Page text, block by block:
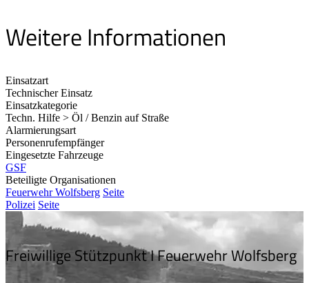
Weitere Informationen
Einsatzart
Technischer Einsatz
Einsatzkategorie
Techn. Hilfe > Öl / Benzin auf Straße
Alarmierungsart
Personenrufempfänger
Eingesetzte Fahrzeuge
GSF
Beteiligte Organisationen
Feuerwehr Wolfsberg Seite
Polizei Seite
Freiwillige Stützpunkt I Feuerwehr Wolfsberg